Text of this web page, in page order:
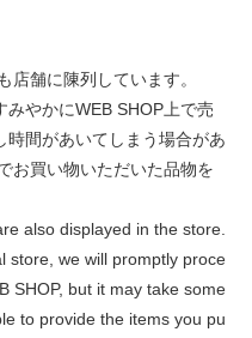
店舗に陳列しています。
やかにWEB SHOP上で売
間があいてしまう場合があ
お買い物いただいた品物を
also displayed in the store.
store, we will promptly proce
SHOP, but it may take some
to provide the items you pu